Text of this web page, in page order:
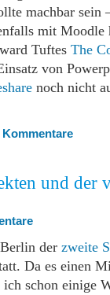
machbar sein
mit Moodle
Tuftes The
von
noch nicht
Kommentare
und der
der zweite
Da es einen
ich schon einige